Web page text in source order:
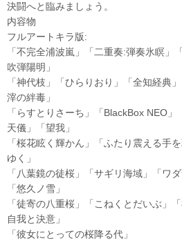
決闘へと臨みましょう。
内容物
フルアートキラ版:
「不完全浦波嵐」「二重奏:弾奏氷瞑」
吹弾陽明」
「神代枝」「ひらりおり」「全知経典
滓の絆毒」
「らすとりさーち」「BlackBox NEO
天儀」「望我」
「桜花眩く輝かん」「ふたり震える手
ゆく」
「八葉鏡の徒桜」「サギリ海域」「ワ
「悠久ノ雪」
「徒寄の八重桜」「こねくとだいぶ」
自我と決意」
「彼女にとっての桜降る代」